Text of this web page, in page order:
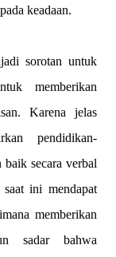
keadaan.
sorotan untuk
memberikan
Karena jelas
pendidikan-
secara verbal
ini mendapat
memberikan
sadar bahwa